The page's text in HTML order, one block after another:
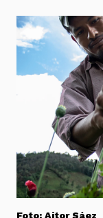
Foto: Aitor Sáez